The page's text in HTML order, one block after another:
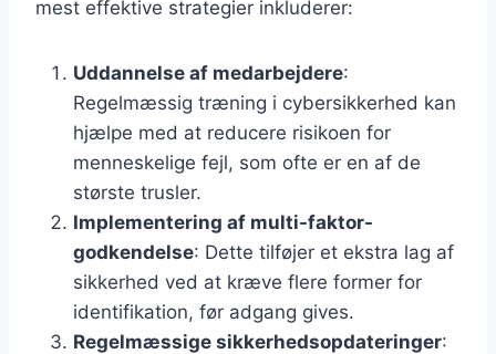
mest effektive strategier inkluderer:
Uddannelse af medarbejdere:
Regelmæssig træning i cybersikkerhed kan
hjælpe med at reducere risikoen for
menneskelige fejl, som ofte er en af de
største trusler.
Implementering af multi-faktor-
godkendelse: Dette tilføjer et ekstra lag af
sikkerhed ved at kræve flere former for
identifikation, før adgang gives.
Regelmæssige sikkerhedsopdateringer: